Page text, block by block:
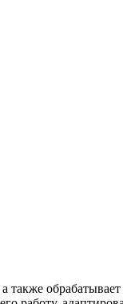
также